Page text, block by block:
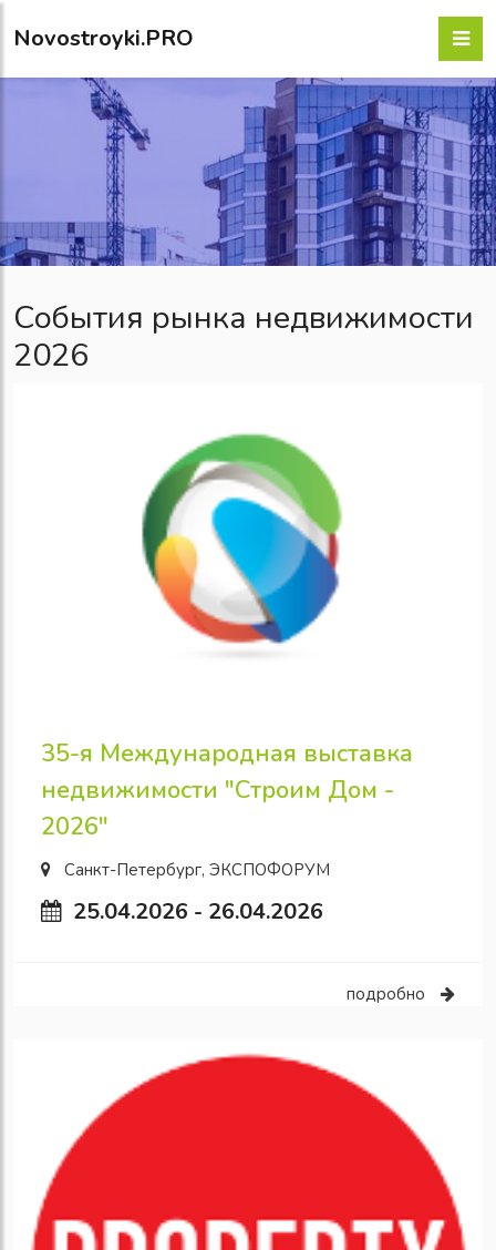
Novostroyki.PRO
События рынка недвижимости
2026
35-я Международная выставка
недвижимости "Строим Дом -
2026"
Санкт-Петербург, ЭКСПОФОРУМ
25.04.2026 - 26.04.2026
подробно